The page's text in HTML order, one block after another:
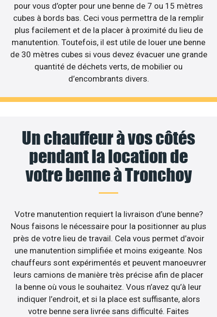
pour vous d’opter pour une benne de 7 ou 15 mètres
cubes à bords bas. Ceci vous permettra de la remplir
plus facilement et de la placer à proximité du lieu de
manutention. Toutefois, il est utile de louer une benne
de 30 mètres cubes si vous devez évacuer une grande
quantité de déchets verts, de mobilier ou
d’encombrants divers.
Un chauffeur à vos côtés
pendant la location de
votre benne à Tronchoy
Votre manutention requiert la livraison d’une benne?
Nous faisons le nécessaire pour la positionner au plus
près de votre lieu de travail. Cela vous permet d’avoir
une manutention simplifiée et moins exigeante. Nos
chauffeurs sont expérimentés et peuvent manoeuvrer
leurs camions de manière très précise afin de placer
la benne où vous le souhaitez. Vous n’avez qu’à leur
indiquer l’endroit, et si la place est suffisante, alors
votre benne sera livrée sans difficulté. Faites